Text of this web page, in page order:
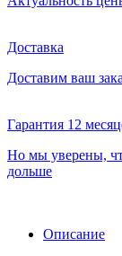
Доставка
Доставим ваш
Гарантия 12
Но мы уверены,
дольше
Описание